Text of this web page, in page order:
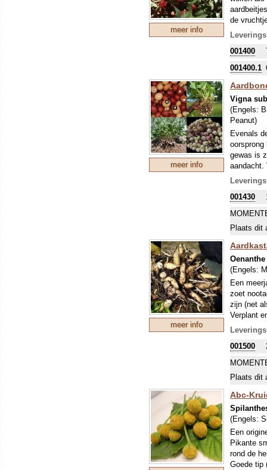
meer info
de
de
smaken
001400
001400.1
meer info
Vigna
(Engels:
Peanut)
Evenals
gewas is
aandacht.
gemalen
stikstof
(of plastic
001430
Plaats dit
meer info
(Engels:
Een
zoet
zijn (net
Verplant
hoogte en
Er
genoemd,
001500
Plaats dit
Abc-
(Engels:
Een
Pikante
rond de
Goede tip